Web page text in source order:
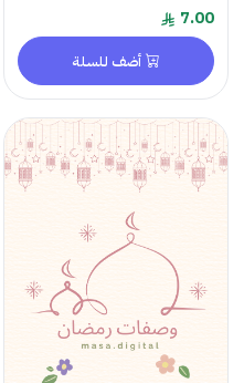
7.00
أضف للسلة